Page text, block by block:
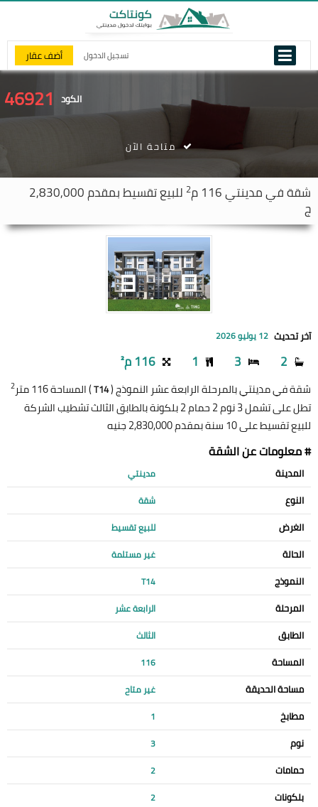
تسجيل الدخول أضف عقار
الكود 46921
شقة فيمدينتي 2 للبيع تقسيط بمقدم 2,830,000
ج
متاحة الآن
آخر تحديث 12 يوليو 2026
2
3
1 116 م²
شقة في مدينتي بالمرحلة الرابعة عشر النموذج (T14) المساحة 116 متر 2
تطل على تشمل 3 نوم 2 حمام 2 بلكونة بالطابق الثالث تشطيب الشركة
للبيع تقسيط على 10 سنة بمقدم 2,830,000 جنيه
# معلومات عن الشقة
المدينة مدينتي
النوع شقة
الغرض للبيع تقسيط
الحالة غير مستلمة
النموذج T14
المرحلة الرابعة عشر
الطابق الثالث
المساحة 116
مساحة الحديقة غير متاح
مطابخ 1
نوم 3
حمامات 2
بلكونات 2